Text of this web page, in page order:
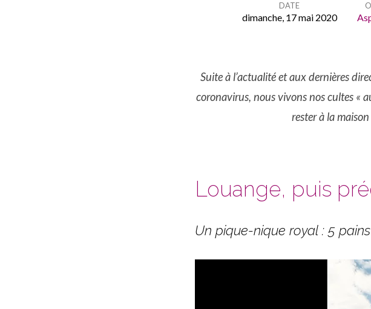
préenregistré
DATE
dimanche, 17 mai 2020
Suite à l’actualité et aux dernières
coronavirus, nous vivons nos cultes «
rester à la
Louange, puis
Un pique-nique royal : 5